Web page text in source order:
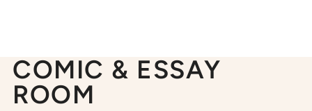
COMIC & ESSAY
ROOM